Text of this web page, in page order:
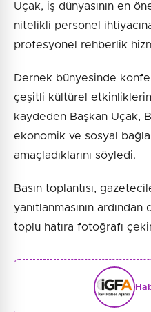
Uçak, iş dünyasının en
nitelikli personel
profesyonel rehberlik
Dernek bünyesinde
çeşitli kültürel
kaydeden Başkan Uçak,
ekonomik ve sosyal
amaçladıklarını söyledi.
Basın toplantısı,
yanıtlanmasının
toplu hatıra fotoğrafı